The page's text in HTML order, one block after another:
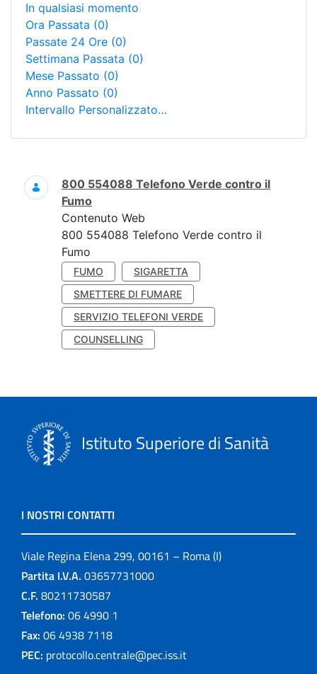
In qualsiasi momento
Ora Passata (0)
Passate 24 Ore (0)
Settimana Passata (0)
Mese Passato (0)
Anno Passato (0)
Intervallo Personalizzato…
Ricerca
800 554088 Telefono Verde contro il
Fumo
Contenuto Web
800 554088 Telefono Verde contro il
Fumo
FUMO
SIGARETTA
SMETTERE DI FUMARE
SERVIZIO TELEFONI VERDE
COUNSELLING
Istituto Superiore di Sanità
I NOSTRI CONTATTI
Viale Regina Elena 299, 00161 – Roma (I)
Partita I.V.A. 03657731000
C.F. 80211730587
Telefono: 06 4990 1
Fax: 06 4938 7118
PEC: protocollo.centrale@pec.iss.it